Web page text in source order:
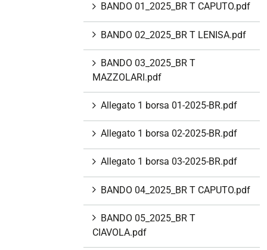
BANDO 01_2025_BR T CAPUTO.pdf
BANDO 02_2025_BR T LENISA.pdf
BANDO 03_2025_BR T
MAZZOLARI.pdf
Allegato 1 borsa 01-2025-BR.pdf
Allegato 1 borsa 02-2025-BR.pdf
Allegato 1 borsa 03-2025-BR.pdf
BANDO 04_2025_BR T CAPUTO.pdf
BANDO 05_2025_BR T
CIAVOLA.pdf